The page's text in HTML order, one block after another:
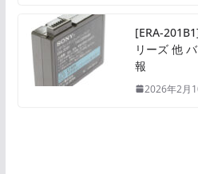
[ERA-
リーズ 他
報
2026年2月